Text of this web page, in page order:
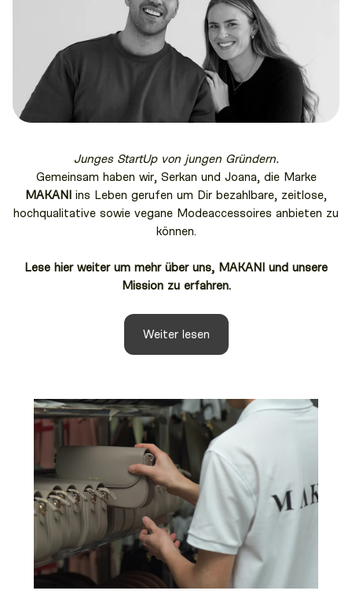
Junges StartUp von jungen Gründern.
Gemeinsam haben wir, Serkan und Joana, die Marke
MAKANI
ins Leben gerufen um Dir bezahlbare, zeitlose,
hochqualitative sowie vegane Modeaccessoires anbieten zu
können.
Lese hier weiter um mehr über uns, MAKANI und unsere
Mission zu erfahren.
Weiter lesen